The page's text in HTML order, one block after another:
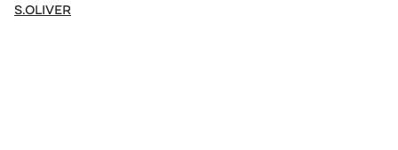
S.OLIVER